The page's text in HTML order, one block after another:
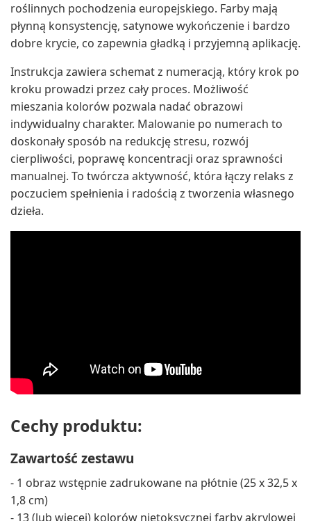
roślinnych pochodzenia europejskiego. Farby mają
płynną konsystencję, satynowe wykończenie i bardzo
dobre krycie, co zapewnia gładką i przyjemną aplikację.
Instrukcja zawiera schemat z numeracją, który krok po
kroku prowadzi przez cały proces. Możliwość
mieszania kolorów pozwala nadać obrazowi
indywidualny charakter. Malowanie po numerach to
doskonały sposób na redukcję stresu, rozwój
cierpliwości, poprawę koncentracji oraz sprawności
manualnej. To twórcza aktywność, która łączy relaks z
poczuciem spełnienia i radością z tworzenia własnego
dzieła.
Cechy produktu:
Zawartość zestawu
- 1 obraz wstępnie zadrukowane na płótnie (25 x 32,5 x
1,8 cm)
- 13 (lub więcej) kolorów nietoksycznej farby akrylowej